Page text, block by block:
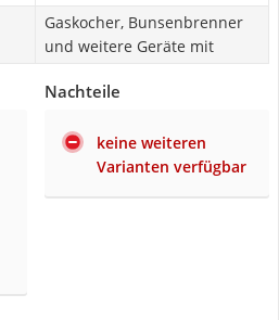
Gaskocher, Bunsenbrenner
und weitere Geräte mit
Nachteile
keine weiteren
Varianten verfügbar